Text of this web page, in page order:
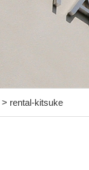
> rental-kitsuke